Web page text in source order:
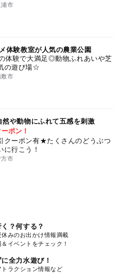
市
体験教室が人気の農業公園
体験で大満足◎動物ふれあいや芝
の遊び場☆
市
や動物にふれて五感を刺激
ポン！
クーポン有★たくさんのどうぶつ
に行こう！
市
？何する？
みのお出かけ情報満載
イベントをチェック！
全力水遊び！
ラクション情報など